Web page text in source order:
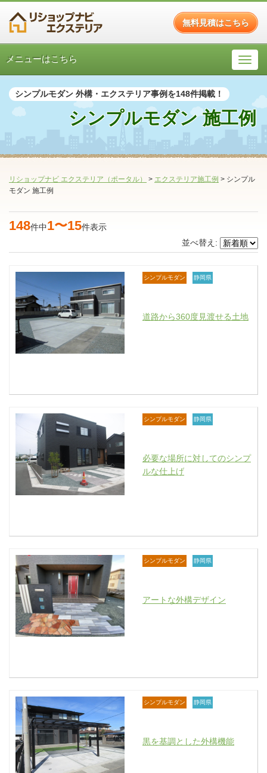
無料見積はこちら
メニューはこちら
シンプルモダン 外構・エクステリア事例を148件掲載！
シンプルモダン 施工例
リショップナビ エクステリア（ポータル） > エクステリア施工例 > シンプル
モダン 施工例
148件中1〜15件表示
並べ替え:
シンプルモダン 静岡県
道路から360度見渡せる土地
シンプルモダン 静岡県
必要な場所に対してのシンプ
ルな仕上げ
シンプルモダン 静岡県
アートな外構デザイン
シンプルモダン 静岡県
黒を基調とした外構機能